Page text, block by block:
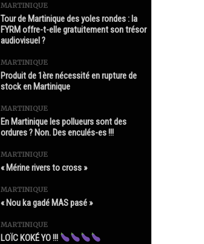
MARTINIQUE
Tour de Martinique des yoles rondes : la
FYRM offre-t-elle gratuitement son trésor
audiovisuel ?
MARTINIQUE
Produit de 1ère nécessité en rupture de
stock en Martinique
MARTINIQUE
En Martinique les pollueurs sont des
ordures ? Non. Des enculés-es !!!
MARTINIQUE
« Mérine rivers to cross »
MARTINIQUE
« Nou ka gadé MAS pasé »
MARTINIQUE
LOÏC KOKÉ YO !!!